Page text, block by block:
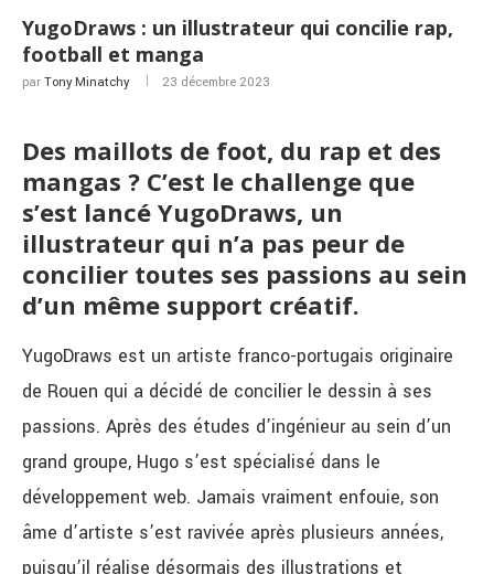
YugoDraws : un illustrateur qui concilie rap,
football et manga
par Tony Minatchy 23 décembre 2023
Des maillots de foot, du rap et des
mangas ? C’est le challenge que
s’est lancé YugoDraws, un
illustrateur qui n’a pas peur de
concilier toutes ses passions au sein
d’un même support créatif.
YugoDraws est un artiste franco-portugais originaire
de Rouen qui a décidé de concilier le dessin à ses
passions. Après des études d’ingénieur au sein d’un
grand groupe, Hugo s’est spécialisé dans le
développement web. Jamais vraiment enfouie, son
âme d’artiste s’est ravivée après plusieurs années,
puisqu’il réalise désormais des illustrations et